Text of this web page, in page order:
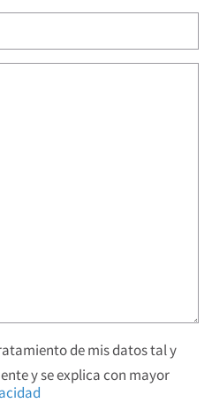
de mis datos tal y
y se explica con mayor